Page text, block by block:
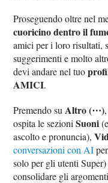
Proseguendo oltre nel
cuoricino dentro il
amici per i loro risultati,
suggerimenti e molto
devi andare nel tuo
AMICI.
Premendo su Altro (⋯)
ospita le sezioniSuoni
ascolto e pronuncia),
conversazioni con AI
solo per gli utenti
consolidare gli